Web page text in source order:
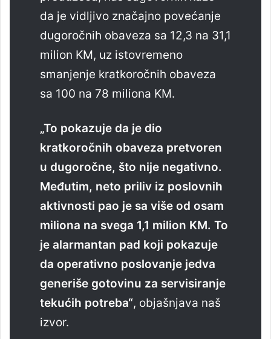
da je vidljivo značajno povećanje
dugoročnih obaveza sa 12,3 na 31,1
milion KM, uz istovremeno
smanjenje kratkoročnih obaveza
sa 100 na 78 miliona KM.
„To pokazuje da je dio
kratkoročnih obaveza pretvoren
u dugoročne, što nije negativno.
Međutim, neto priliv iz poslovnih
aktivnosti pao je sa više od osam
miliona na svega 1,1 milion KM. To
je alarmantan pad koji pokazuje
da operativno poslovanje jedva
generiše gotovinu za servisiranje
tekućih potreba“, objašnjava naš
izvor.